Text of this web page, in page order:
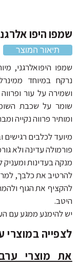
אוכל לכלבים 20 קילו
אלרגני 400 מ"ל – ערבה
תיאור המוצר
היפואלרגני, מיוחד
במיוחד ממינרלים
על עור ופרווה
על שכבת השומן
פרווה נקייה
לכלבים רגישים ובעלי
עדינה ולא גורמת
בעדינות ומעניק לעור
את כלבך, למרוח
ממגע עם העיניים
במוצרי
מוצרי ערבה